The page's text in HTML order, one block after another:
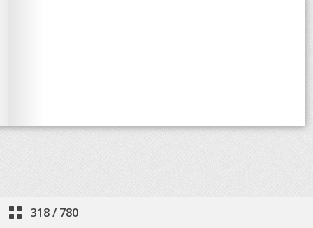
318/ 780